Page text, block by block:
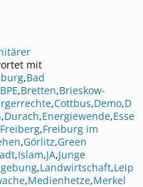
mit
,Bad
BPE,Bretten,Brieskow-
,Cottbus,Demo,D
,Durach,Energiewende,Esse
Freiberg,Freiburg im
,Görlitz,Green
,Islam,JA,Junge
,Landwirtschaft,Leip
,Medienhetze,Merkel